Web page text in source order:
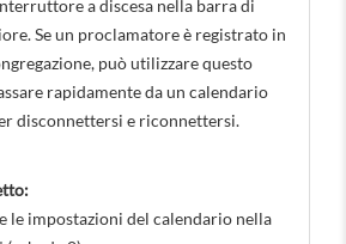
a discesa nella barra di
Se un proclamatore è registrato in
può utilizzare questo
rapidamente da un calendario
disconnettersi e riconnettersi.
le impostazioni del calendario nella